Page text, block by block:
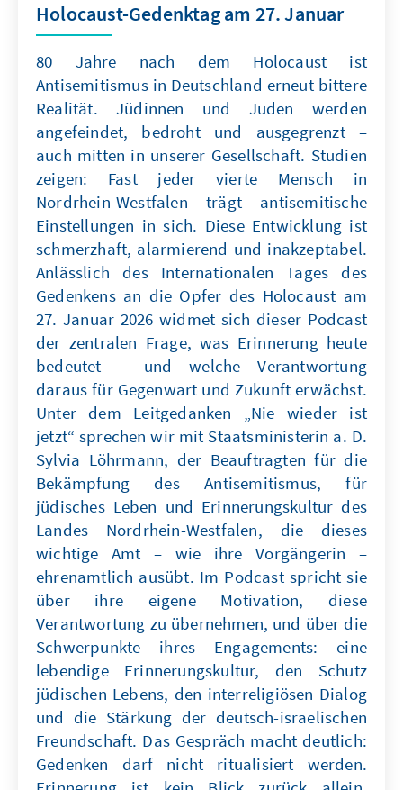
Holocaust-Gedenktag am 27. Januar
80 Jahre nach dem Holocaust ist
Antisemitismus in Deutschland erneut bittere
Realität. Jüdinnen und Juden werden
angefeindet, bedroht und ausgegrenzt –
auch mitten in unserer Gesellschaft. Studien
zeigen: Fast jeder vierte Mensch in
Nordrhein-Westfalen trägt antisemitische
Einstellungen in sich. Diese Entwicklung ist
schmerzhaft, alarmierend und inakzeptabel.
Anlässlich des Internationalen Tages des
Gedenkens an die Opfer des Holocaust am
27. Januar 2026 widmet sich dieser Podcast
der zentralen Frage, was Erinnerung heute
bedeutet – und welche Verantwortung
daraus für Gegenwart und Zukunft erwächst.
Unter dem Leitgedanken „Nie wieder ist
jetzt“ sprechen wir mit Staatsministerin a. D.
Sylvia Löhrmann, der Beauftragten für die
Bekämpfung des Antisemitismus, für
jüdisches Leben und Erinnerungskultur des
Landes Nordrhein-Westfalen, die dieses
wichtige Amt – wie ihre Vorgängerin –
ehrenamtlich ausübt. Im Podcast spricht sie
über ihre eigene Motivation, diese
Verantwortung zu übernehmen, und über die
Schwerpunkte ihres Engagements: eine
lebendige Erinnerungskultur, den Schutz
jüdischen Lebens, den interreligiösen Dialog
und die Stärkung der deutsch-israelischen
Freundschaft. Das Gespräch macht deutlich:
Gedenken darf nicht ritualisiert werden.